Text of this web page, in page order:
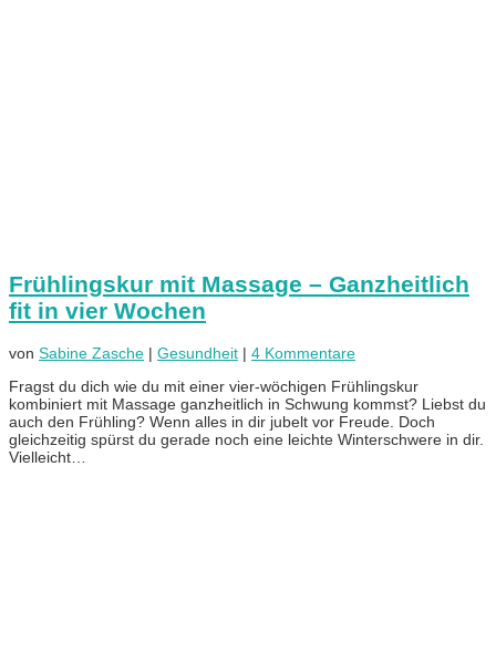
Frühlingskur mit Massage – Ganzheitlich
fit in vier Wochen
von Sabine Zasche | Gesundheit | 4 Kommentare
Fragst du dich wie du mit einer vier-wöchigen Frühlingskur
kombiniert mit Massage ganzheitlich in Schwung kommst? Liebst du
auch den Frühling? Wenn alles in dir jubelt vor Freude. Doch
gleichzeitig spürst du gerade noch eine leichte Winterschwere in dir.
Vielleicht…